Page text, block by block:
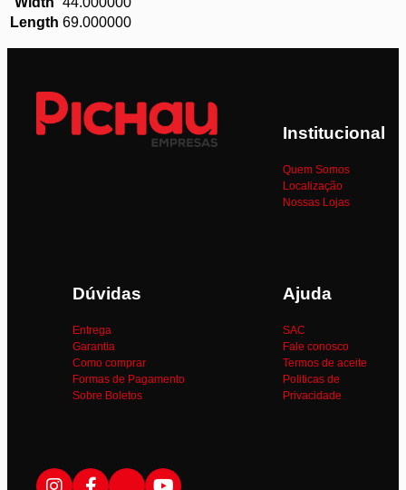
Length 69.000000
Institucional
Quem Somos
Localização
Nossas Lojas
Dúvidas
Entrega
Garantia
Como comprar
Formas de Pagamento
Sobre Boletos
Ajuda
SAC
Fale conosco
Termos de aceite
Politicas de
Privacidade